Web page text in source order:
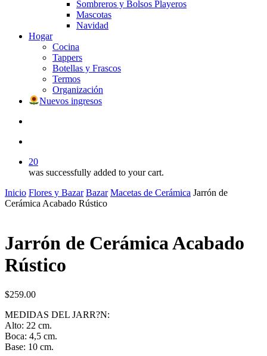
Sombreros y Bolsos Playeros
Mascotas
Navidad
Hogar
Cocina
Tappers
Botellas y Frascos
Termos
Organización
Nuevos ingresos
20
was successfully added to your cart.
Inicio Flores y Bazar Bazar Macetas de Cerámica Jarrón de
Cerámica Acabado Rústico
Jarrón de Cerámica Acabado
Rústico
$259.00
MEDIDAS DEL JARR?N:
Alto: 22 cm.
Boca: 4,5 cm.
Base: 10 cm.